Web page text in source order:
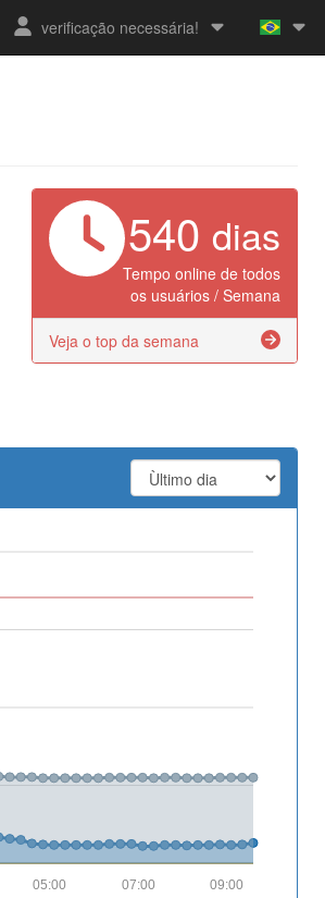
verificação necessária!
540 dias
Tempo online de todos
os usuários / Semana
Veja o top da semana
09:00
07:00
05:00